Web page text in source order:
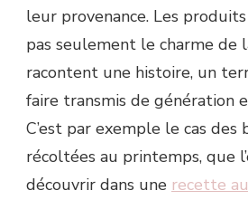
leur provenance. Les
pas seulement le charme de
racontent une histoire, un
faire transmis de génération
C’est par exemple le cas des
récoltées au printemps, que
découvrir dans une recette